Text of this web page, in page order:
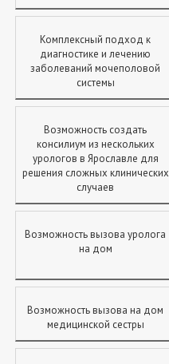
Комплексный подход к
диагностике и лечению
заболеваний мочеполовой
системы
Возможность создать
консилиум из нескольких
урологов в Ярославле для
решения сложных клинических
случаев
Возможность вызова уролога
на дом
Возможность вызова на дом
медицинской сестры